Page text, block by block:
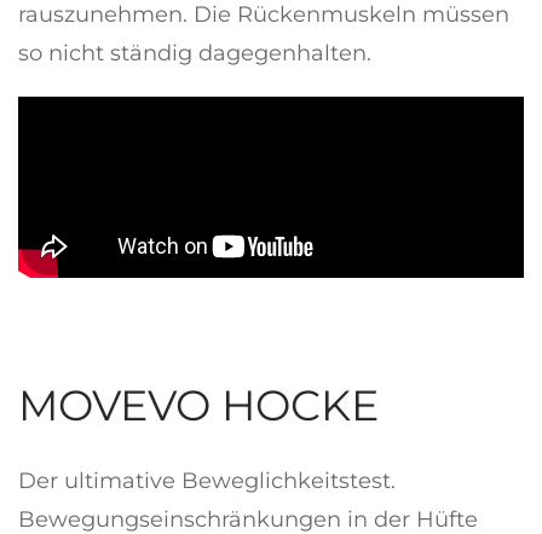
rauszunehmen. Die Rückenmuskeln müssen
so nicht ständig dagegenhalten.
MOVEVO HOCKE
Der ultimative Beweglichkeitstest.
Bewegungseinschränkungen in der Hüfte